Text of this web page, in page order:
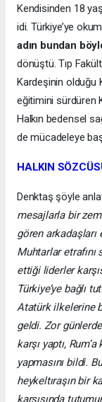
Kendisinden 18
idi. Türkiye’ye
adın bundan
dönüştü. Tıp
Kardeşinin olduğu
eğitimini sürdüren
Halkın bedensel
de mücadeleye
HALKIN
Denktaş şöyle
mesajlarla bir
gören arkadaşları
Muhtarlar
ettiği liderler
Türkiye’ye bağlı
Atatürk ilkelerine
geldi. Zor
karşı yaptı,
yapmasını bildi.
heykeltıraşın bir
karşısında